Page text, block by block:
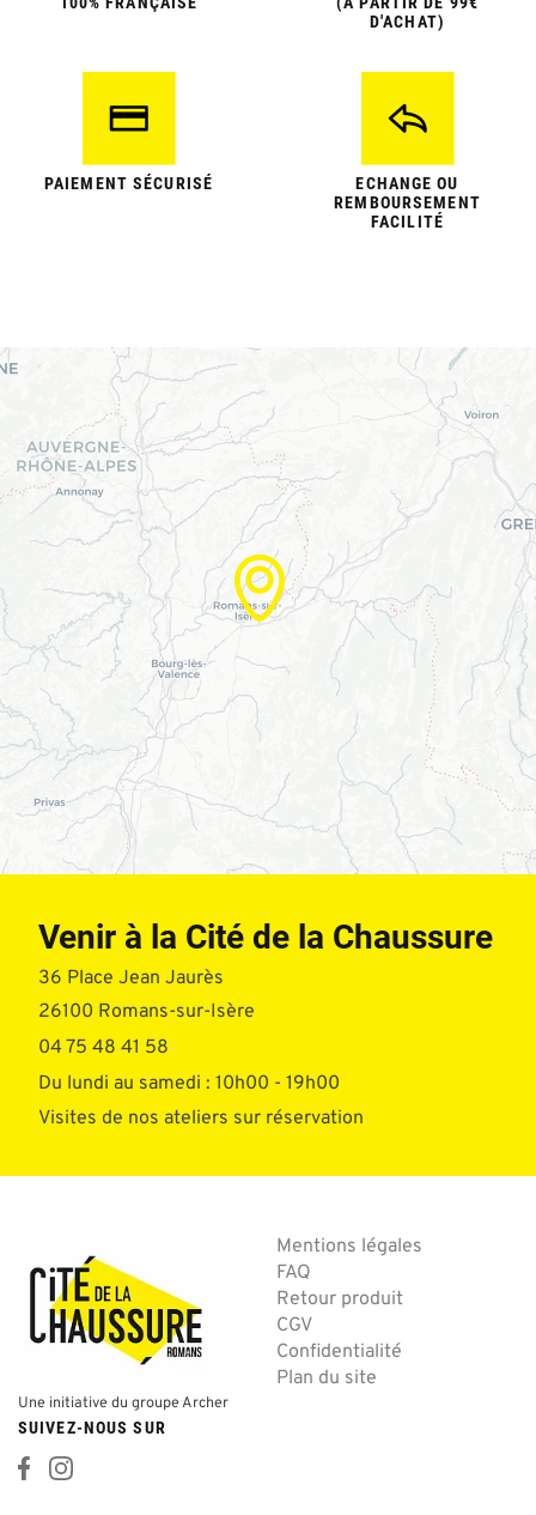
D'ACHAT)
PAIEMENT SÉCURISÉ
ECHANGE OU
REMBOURSEMENT
FACILITÉ
Venir à la Cité de la Chaussure
36 Place Jean Jaurès
26100 Romans-sur-Isère
04 75 48 41 58
Du lundi au samedi : 10h00 - 19h00
Visites de nos ateliers sur réservation
Une initiative du groupe Archer
Mentions légales
FAQ
Retour produit
CGV
Confidentialité
Plan du site
SUIVEZ-NOUS SUR